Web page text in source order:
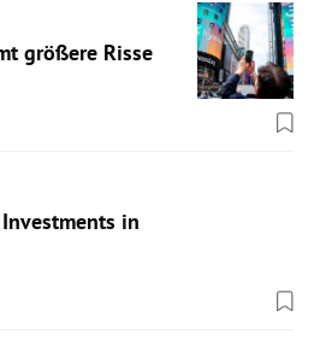
größere Risse
in